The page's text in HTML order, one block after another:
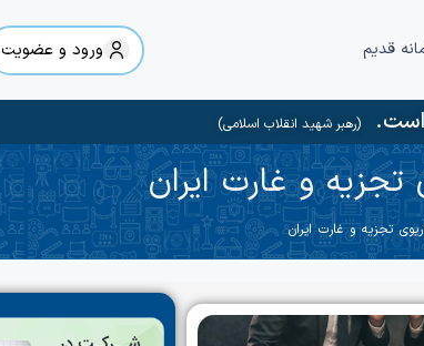
قدیم ورود و عضویت
است.(رهبر شهید انقلاب اسلامی)
تجزیه و غارت ایران
تجزیه و غارت ایران